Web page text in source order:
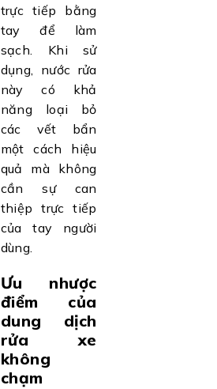
trực tiếp bằng
tay để làm
sạch. Khi sử
dụng, nước rửa
này có khả
năng loại bỏ
các vết bẩn
một cách hiệu
quả mà không
cần sự can
thiệp trực tiếp
của tay người
dùng.
Ưu nhược
điểm của
dung dịch
rửa xe
không
chạm